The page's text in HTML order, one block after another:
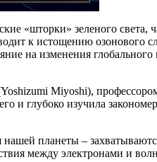
«шторки» зеленого света,
к истощению озонового
на изменения глобального
Miyoshi),
и глубоко изучила
планеты –
между электронами и